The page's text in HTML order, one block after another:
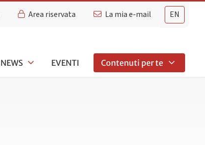
EN
Area riservata La mia e-mail
NEWS EVENTI Contenuti per te